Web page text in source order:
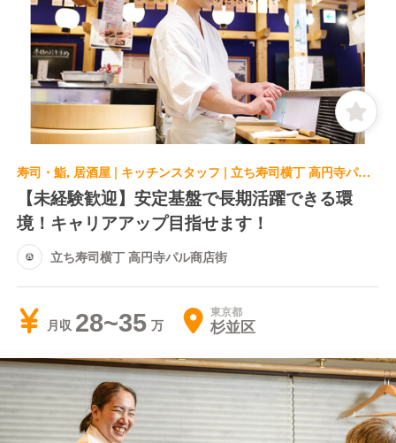
寿司・鮨, 居酒屋 | キッチンスタッフ | 立ち寿司横丁 高円寺パル商店街
【未経験歓迎】安定基盤で長期活躍できる環
境！キャリアアップ目指せます！
立ち寿司横丁 高円寺パル商店街
月収 28~35 東京都
杉並区